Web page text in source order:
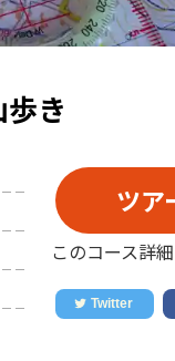
き
ツア
このコース詳